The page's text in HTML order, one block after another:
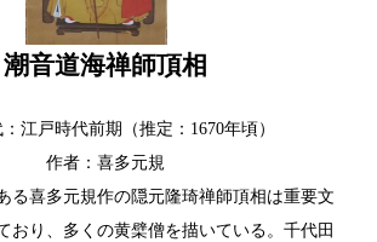
潮音道海禅師頂相
江戸時代前期（推定：1670年頃）
作者：喜多元規
る喜多元規作の隠元隆琦禅師頂相は重要文
おり、多くの黄檗僧を描いている。千代田